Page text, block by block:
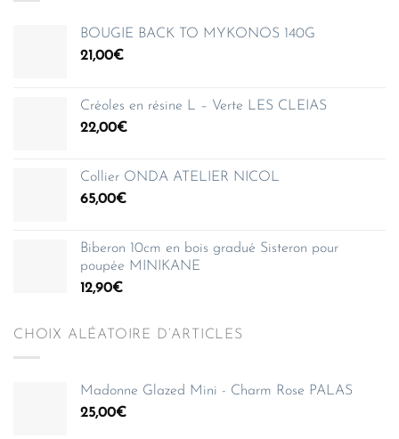
BOUGIE BACK TO MYKONOS 140G
21,00€
Créoles en résine L – Verte LES CLEIAS
22,00€
Collier ONDA ATELIER NICOL
65,00€
Biberon 10cm en bois gradué Sisteron pour
poupée MINIKANE
12,90€
CHOIX ALÉATOIRE D’ARTICLES
Madonne Glazed Mini - Charm Rose PALAS
25,00€